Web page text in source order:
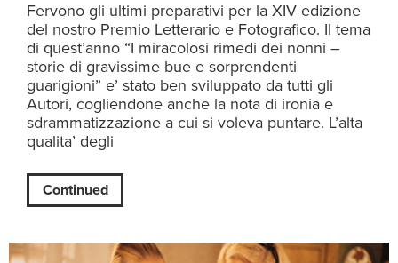
Fervono gli ultimi preparativi per la XIV edizione
del nostro Premio Letterario e Fotografico. Il tema
di quest’anno “I miracolosi rimedi dei nonni –
storie di gravissime bue e sorprendenti
guarigioni” e’ stato ben sviluppato da tutti gli
Autori, cogliendone anche la nota di ironia e
sdrammatizzazione a cui si voleva puntare. L’alta
qualita’ degli
Continued